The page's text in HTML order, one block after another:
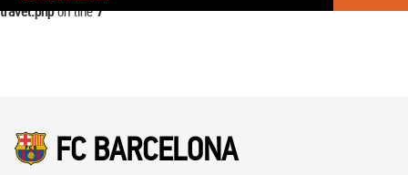
travel.phpon line7
FC BARCELONA